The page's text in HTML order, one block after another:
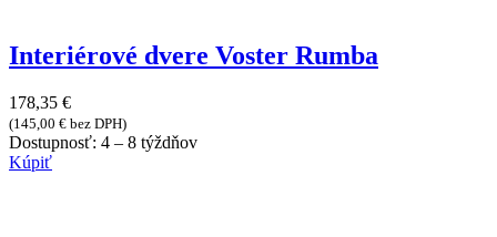
Interiérové dvere Voster Rumba
178,35 €
(145,00 € bez DPH)
Dostupnosť: 4 – 8 týždňov
Kúpiť